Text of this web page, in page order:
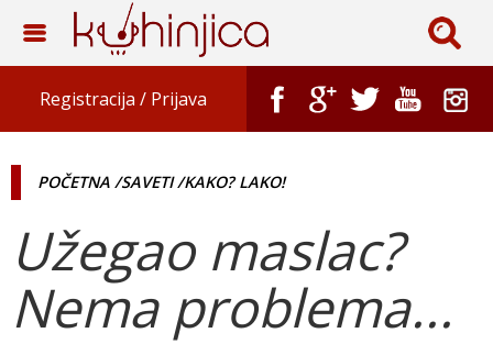
Registracija / Prijava
POČETNA /SAVETI /KAKO? LAKO!
Užegao maslac?
Nema problema...